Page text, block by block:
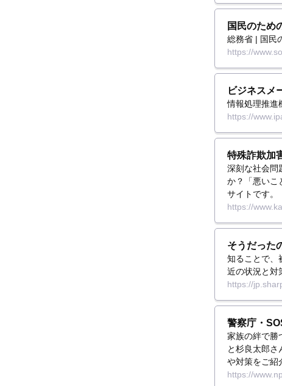
国民のため
総務省 | 国民
https://
ビジネスメ
情報処理推進
https://
特殊詐欺加
深刻な社会問
か？「悪いこ
サイトです。
https://
そうだった
知ることで、
近の状況と対
https://
警察庁・
家族の絆で勝
と杉良太郎さ
や対策をご紹
https://